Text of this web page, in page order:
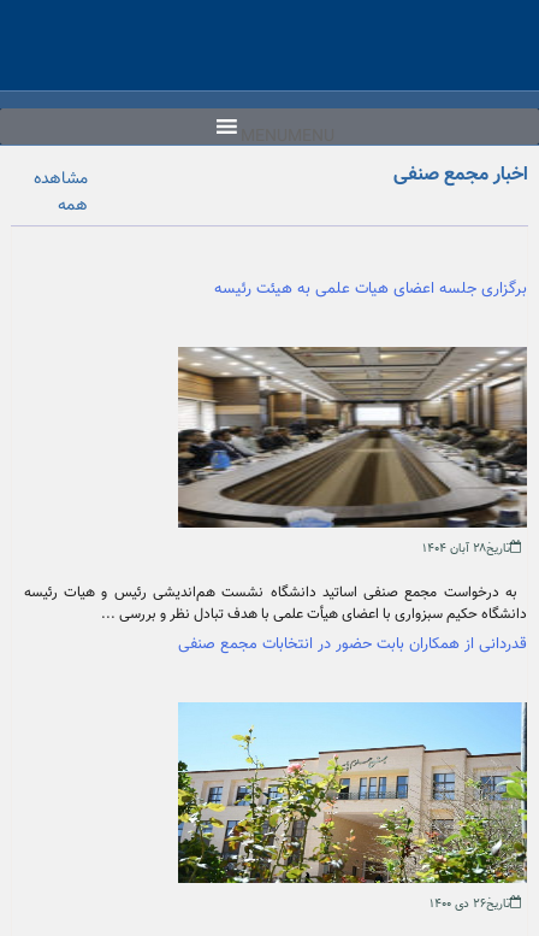
اخبار مجمع صنفی
مشاهده
همه
برگزاری جلسه اعضای هیات علمی به هیئت رئیسه
تاریخ۲۸ آبان ۱۴۰۴
به درخواست مجمع صنفی اساتید دانشگاه نشست هم‌اندیشی رئیس و هیات رئیسه
دانشگاه حکیم سبزواری با اعضای هیأت علمی با هدف تبادل نظر و بررسی ...
قدردانی از همکاران بابت حضور در انتخابات مجمع صنفی
تاریخ۲۶ دی ۱۴۰۰